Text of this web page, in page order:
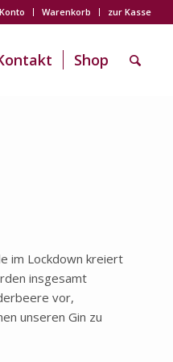
Warenkorb zur Kasse
Shop
im Lockdown kreiert
insgesamt
vor,
unseren Gin zu